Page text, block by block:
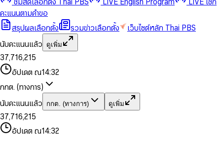
คะแนนตามคำขอ
สรุปผลเลือกตั้ง
รวมข่าวเลือกตั้ง
เว็บไซต์หลัก Thai PBS
นับคะแนนแล้ว
ดูเพิ่ม
0
1
2
3
4
5
6
8
9
1
2
3
4
5
6
7
8
9
,
1
2
4
6
7
8
9
0
1
2
3
4
5
6
7
8
9
0
1
3
5
6
7
8
9
,
1
2
4
5
7
8
9
0
1
3
4
6
7
8
9
0
2
3
4
5
7
8
อัปเดต ณ14:32
กกต. (ทางการ)
นับคะแนนแล้ว
กกต. (ทางการ) ดูเพิ่ม
0
1
2
3
4
5
0
1
2
4
5
6
7
8
9
,
0
1
2
4
6
7
8
9
0
1
2
3
0
1
3
5
6
7
8
,
1
2
4
0
1
3
0
2
3
4
5
7
อัปเดต ณ14:32